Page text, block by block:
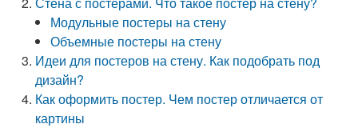
Модульные постеры на стену
Объемные постеры на стену
Идеи для постеров на стену. Как подобрать под
дизайн?
Как оформить постер. Чем постер отличается от
картины